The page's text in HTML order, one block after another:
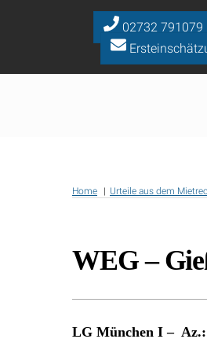
02732 791079
Home Urteile aus dem
WEG –
LG München I – Az.: